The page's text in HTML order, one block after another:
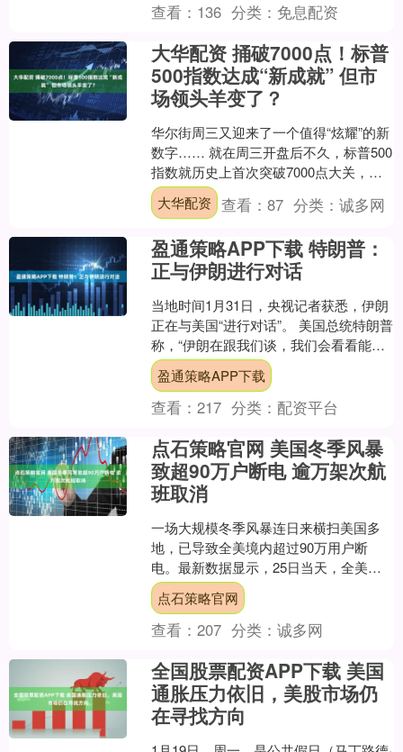
查看： 136 分类： 免息配资
大华配资 捅破7000点！标普
500指数达成“新成就” 但市
场领头羊变了？
华尔街周三又迎来了一个值得“炫耀”的新
数字…… 就在周三开盘后不久，标普500
指数就历史上首次突破7000点大关，市
场上持续涌现的买盘将这一美国基准股
指推向了几....
大华配资 查看：87 分类：诚多网
盈通策略APP下载 特朗普：
正与伊朗进行对话
当地时间1月31日，央视记者获悉，伊朗
正在与美国“进行对话”。 美国总统特朗普
称，“伊朗在跟我们谈，我们会看看能否
达成一些协议，否则就拭目以待。” 特朗
普说，美....
盈通策略APP下载
查看：217 分类： 配资平台
点石策略官网 美国冬季风暴
致超90万户断电 逾万架次航
班取消
一场大规模冬季风暴连日来横扫美国多
地，已导致全美境内超过90万用户断
电。最新数据显示，25日当天，全美仍
有超过1万架次航班取消。 截至当天中
午，全美超过90万用....
点石策略官网
查看：207 分类：诚多网
全国股票配资APP下载 美国
通胀压力依旧，美股市场仍
在寻找方向